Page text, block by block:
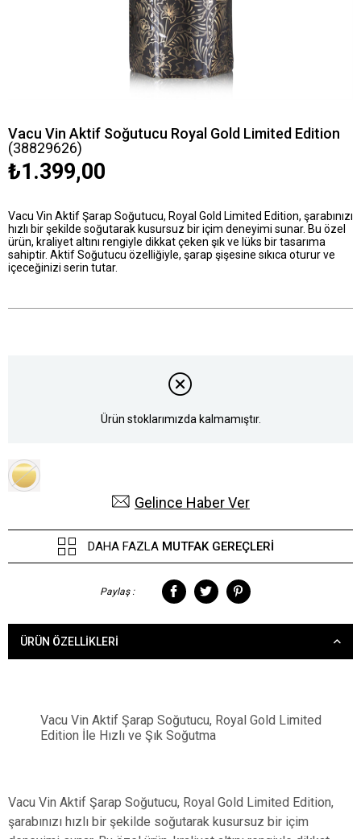
Vacu Vin Aktif Soğutucu Royal Gold Limited Edition
(38829626)
₺1.399,00
Vacu Vin Aktif Şarap Soğutucu, Royal Gold Limited Edition, şarabınızı
hızlı bir şekilde soğutarak kusursuz bir içim deneyimi sunar. Bu özel
ürün, kraliyet altını rengiyle dikkat çeken şık ve lüks bir tasarıma
sahiptir. Aktif Soğutucu özelliğiyle, şarap şişesine sıkıca oturur ve
içeceğinizi serin tutar.
Ürün stoklarımızda kalmamıştır.
Gelince Haber Ver
DAHA FAZLA MUTFAK GEREÇLERI
Paylaş :
ÜRÜN ÖZELLIKLERI
Vacu Vin Aktif Şarap Soğutucu, Royal Gold Limited
Edition İle Hızlı ve Şık Soğutma
Vacu Vin Aktif Şarap Soğutucu, Royal Gold Limited Edition,
şarabınızı hızlı bir şekilde soğutarak kusursuz bir içim